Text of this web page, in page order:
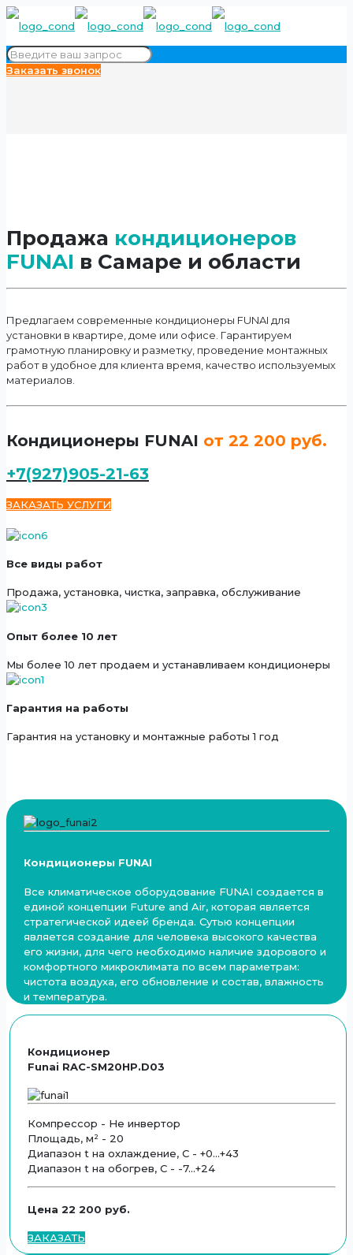
Заказать звонок
Продажа кондиционеров
FUNAI в Самаре и области
Предлагаем современные кондиционеры FUNAI для
установки в квартире, доме или офисе. Гарантируем
грамотную планировку и разметку, проведение монтажных
работ в удобное для клиента время, качество используемых
материалов.
Кондиционеры FUNAI от 22 200 руб.
+7(927)905-21-63
ЗАКАЗАТЬ УСЛУГИ
Все виды работ
Продажа, установка, чистка, заправка, обслуживание
Опыт более 10 лет
Мы более 10 лет продаем и устанавливаем кондиционеры
Гарантия на работы
Гарантия на установку и монтажные работы 1 год
Кондиционеры FUNAI
Все климатическое оборудование FUNAI создается в
единой концепции Future and Air, которая является
стратегической идеей бренда. Сутью концепции
является создание для человека высокого качества
его жизни, для чего необходимо наличие здорового и
комфортного микроклимата по всем параметрам:
чистота воздуха, его обновление и состав, влажность
и температура.
Кондиционер
Funai RAC-SM20HP.D03
Компрессор - Не инвертор
Площадь, м² - 20
Диапазон t на охлаждение, С - +0...+43
Диапазон t на обогрев, С - -7...+24
Цена 22 200 руб.
ЗАКАЗАТЬ